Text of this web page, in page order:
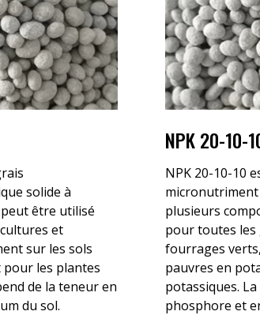
solide à
être utilisé
et
sur les sols
les plantes
de la teneur en
du sol.
NPK 20-10-
NPK 20-10-10
plusieurs
pour toutes
fourrages
pauvres en
potassiques.
phosphore et